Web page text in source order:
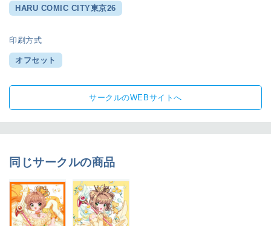
HARU COMIC CITY東京26
印刷方式
オフセット
サークルのWEBサイトへ
同じサークルの商品